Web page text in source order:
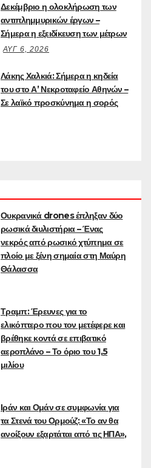
Δεκέμβριο η ολοκλήρωση των
αντιπλημμυρικών έργων –
Σήμερα η εξειδίκευση των μέτρων
ΑΥΓ 6, 2026
Λάκης Χαλκιά: Σήμερα η κηδεία
του στο Α’ Νεκροταφείο Αθηνών –
Σε λαϊκό προσκύνημα η σορός
Ουκρανικά drones έπληξαν δύο
ρωσικά διυλιστήρια – Ένας
νεκρός από ρωσικό χτύπημα σε
πλοίο με ξένη σημαία στη Μαύρη
Θάλασσα
Τραμπ: Έρευνες για το
ελικόπτερο που τον μετέφερε και
βρέθηκε κοντά σε επιβατικό
αεροπλάνο – Το όριο του 1,5
μιλίου
Ιράν και Ομάν σε συμφωνία για
τα Στενά του Ορμούζ: «Το αν θα
ανοίξουν εξαρτάται από τις ΗΠΑ»,